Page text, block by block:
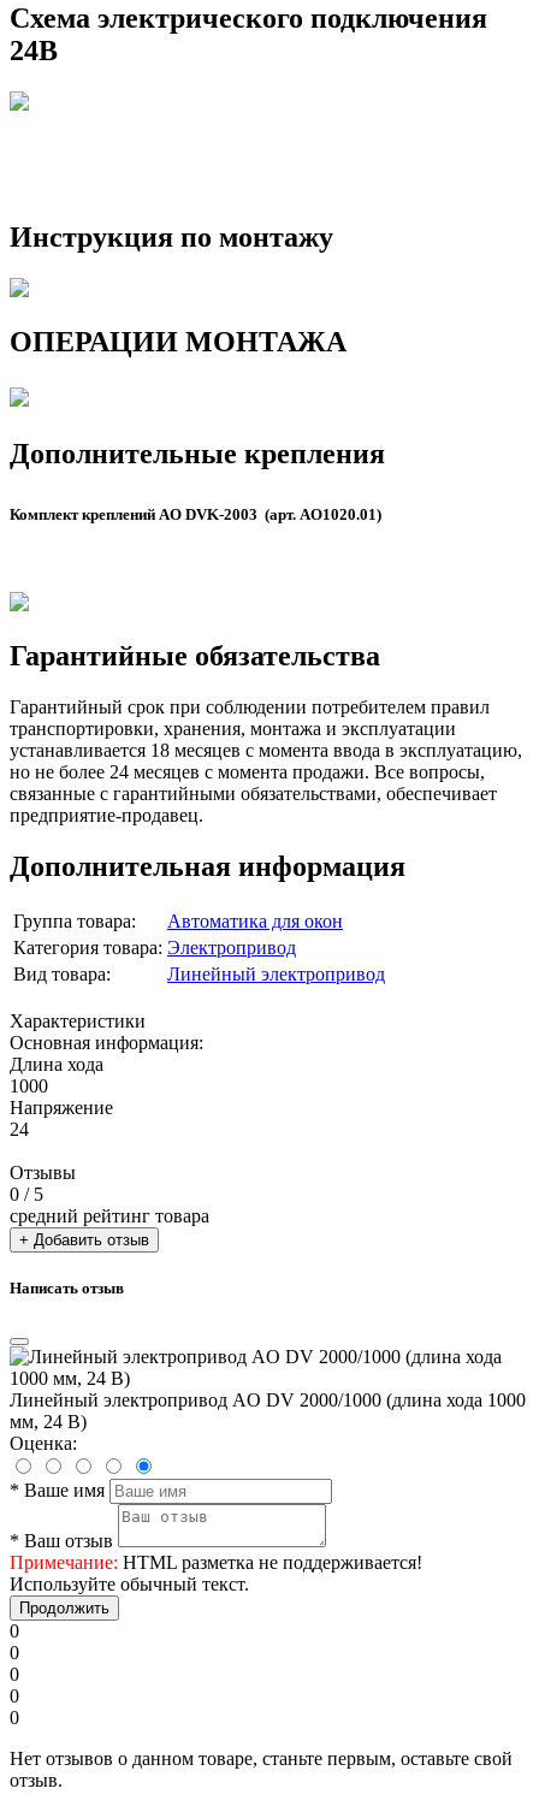
Схема электрического подключения
24B
Инструкция по монтажу
ОПЕРАЦИИ МОНТАЖА
Дополнительные крепления
Комплект креплений AO DVK-2003 (арт. AO1020.01)
Гарантийные обязательства
Гарантийный срок при соблюдении потребителем правил
транспортировки, хранения, монтажа и эксплуатации
устанавливается 18 месяцев с момента ввода в эксплуатацию,
но не более 24 месяцев с момента продажи. Все вопросы,
связанные с гарантийными обязательствами, обеспечивает
предприятие-продавец.
Дополнительная информация
Группа товара:
Автоматика для окон
Категория товара: Электропривод
Вид товара:
Линейный электропривод
Характеристики
Основная информация:
Длина хода
1000
Напряжение
24
Отзывы
0 / 5
средний рейтинг товара
+ Добавить отзыв
Написать отзыв
Линейный электропривод AO DV 2000/1000 (длина хода 1000
мм, 24 В)
Оценка:
* Ваше имя
* Ваш отзыв
Примечание: HTML разметка не поддерживается!
Используйте обычный текст.
Продолжить
0
0
0
0
0
Нет отзывов о данном товаре, станьте первым, оставьте свой
отзыв.